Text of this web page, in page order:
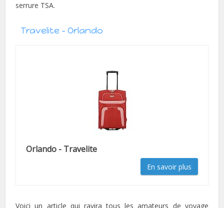
serrure TSA.
Travelite – Orlando
Orlando - Travelite
En savoir plus
Voici un article qui ravira tous les amateurs de voyage